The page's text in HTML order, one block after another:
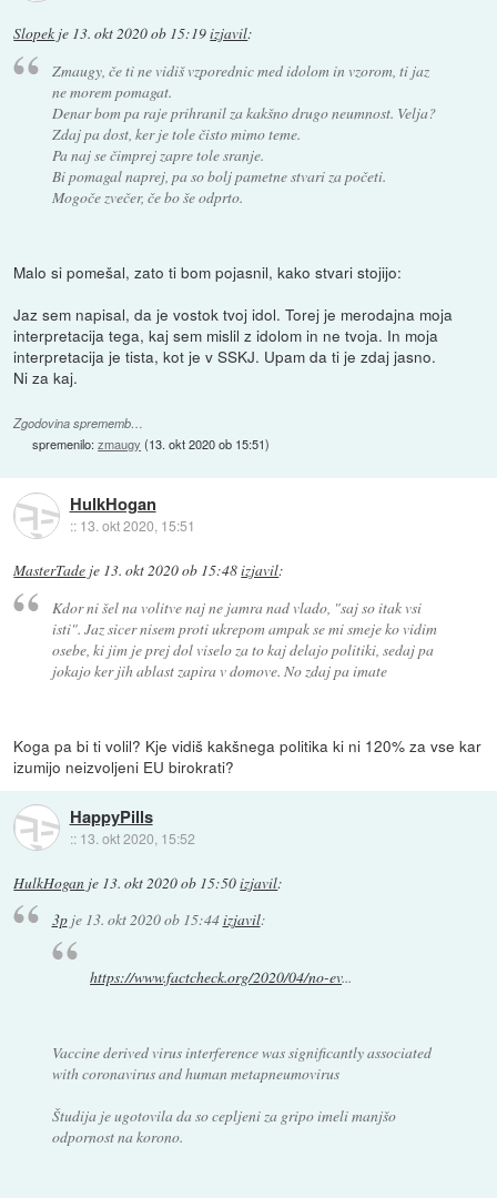
Slopek je 13. okt 2020 ob 15:19izjavil:
Zmaugy, če ti ne vidiš vzporednic med idolom in vzorom, ti jaz
ne morem pomagat.
Denar bom pa raje prihranil za kakšno drugo neumnost. Velja?
Zdaj pa dost, ker je tole čisto mimo teme.
Pa naj se čimprej zapre tole sranje.
Bi pomagal naprej, pa so bolj pametne stvari za početi.
Mogoče zvečer, če bo še odprto.
Malo si pomešal, zato ti bom pojasnil, kako stvari stojijo:
Jaz sem napisal, da je vostok tvoj idol. Torej je merodajna moja
interpretacija tega, kaj sem mislil z idolom in ne tvoja. In moja
interpretacija je tista, kot je v SSKJ. Upam da ti je zdaj jasno.
Ni za kaj.
Zgodovina sprememb…
spremenilo:zmaugy (13. okt 2020 ob 15:51)
HulkHogan
:: 13. okt 2020, 15:51
MasterTade je 13. okt 2020 ob 15:48izjavil:
Kdor ni šel na volitve naj ne jamra nad vlado, "saj so itak vsi
isti". Jaz sicer nisem proti ukrepom ampak se mi smeje ko vidim
osebe, ki jim je prej dol viselo za to kaj delajo politiki, sedaj pa
jokajo ker jih ablast zapira v domove. No zdaj pa imate
Koga pa bi ti volil? Kje vidiš kakšnega politika ki ni 120% za vse kar
izumijo neizvoljeni EU birokrati?
HappyPills
:: 13. okt 2020, 15:52
HulkHogan je 13. okt 2020 ob 15:50izjavil:
3pje 13. okt 2020 ob 15:44izjavil:
https://www.factcheck.org/2020/04/no-ev...
Vaccine derived virus interference was significantly associated
with coronavirus and human metapneumovirus
Študija je ugotovila da so cepljeni za gripo imeli manjšo
odpornost na korono.